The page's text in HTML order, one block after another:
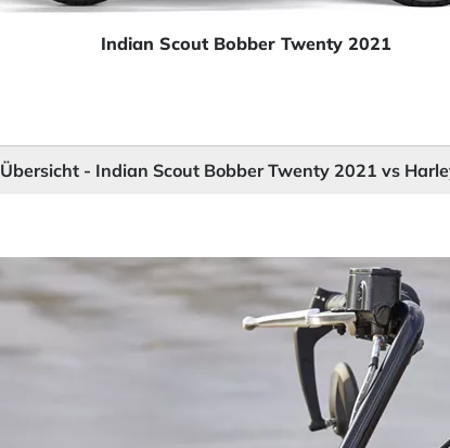
Indian Scout Bobber Twenty 2021
Übersicht - Indian Scout Bobber Twenty 2021 vs